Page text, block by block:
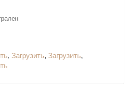
, Загрузить, Загрузить,